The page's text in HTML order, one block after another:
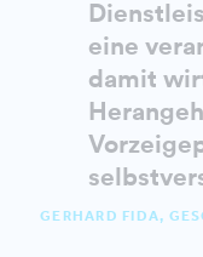
eine
damit
GERHARD FIDA,